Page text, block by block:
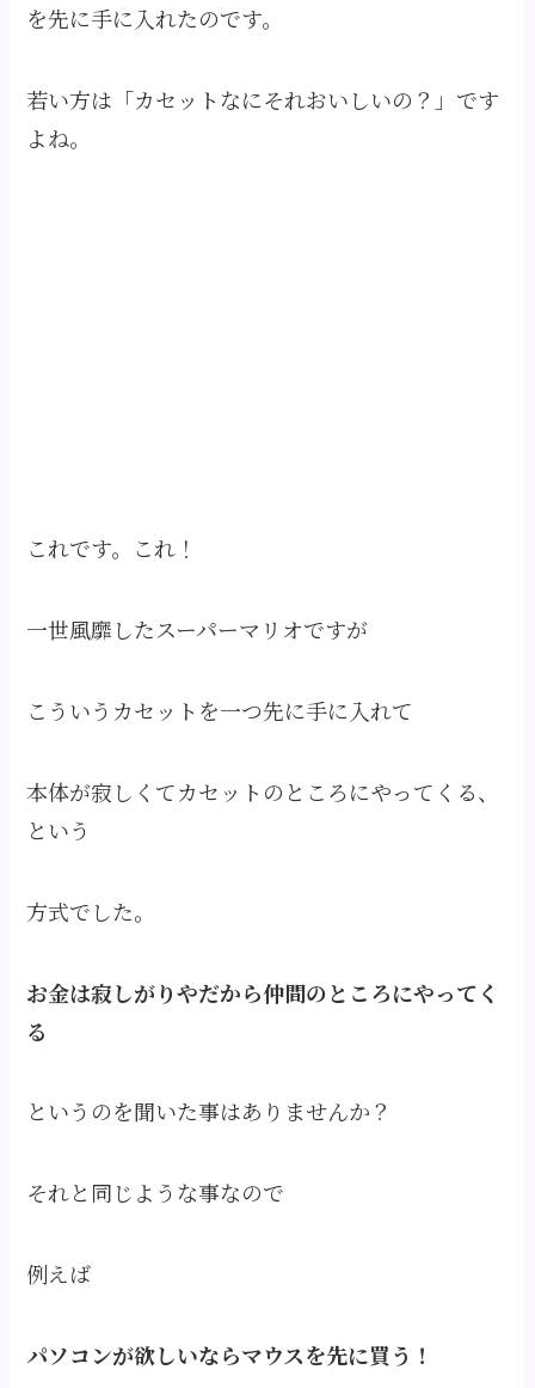
を先に手に入れたのです。
若い方は「カセットなにそれおいしいの？」です
よね。
これです。これ！
一世風靡したスーパーマリオですが
こういうカセットを一つ先に手に入れて
本体が寂しくてカセットのところにやってくる、
という
方式でした。
お金は寂しがりやだから仲間のところにやってく
る
というのを聞いた事はありませんか？
それと同じような事なので
例えば
パソコンが欲しいならマウスを先に買う！